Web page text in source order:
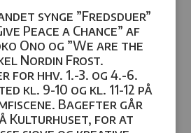
synge ”Fredsduer”
Peace a Chance” af
Ono og ”We are the
Nordin Frost.
for hhv. 1.-3. og 4.-6.
kl. 9-10 og kl. 11-12 på
Bagefter går
Kulturhuset, for at